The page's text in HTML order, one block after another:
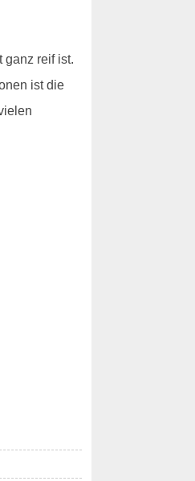
ganz reif ist.
ist die